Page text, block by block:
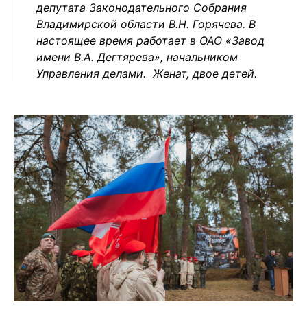
депутата Законодательного Собрания
Владимирской области В.Н. Горячева. В
настоящее время работает в ОАО «Завод
имени В.А. Дегтярева», начальником
Управления делами. Женат, двое детей.